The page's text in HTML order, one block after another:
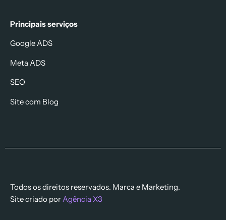
Principais serviços
Google ADS
Meta ADS
SEO
Site com Blog
Todos os direitos reservados. Marca e Marketing.
Site criado porAgência X3